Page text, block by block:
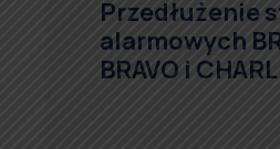
Przedłużenie
alarmowych
BRAVO i